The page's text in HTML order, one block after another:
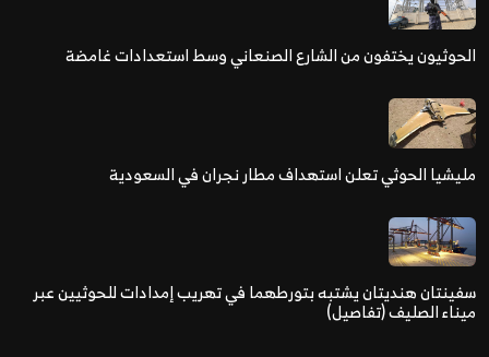
الحوثيون يختفون من الشارع الصنعاني وسط استعدادات غامضة
مليشيا الحوثي تعلن استهداف مطار نجران في السعودية
سفينتان هنديتان يشتبه بتورطهما في تهريب إمدادات للحوثيين عبر
ميناء الصليف (تفاصيل)